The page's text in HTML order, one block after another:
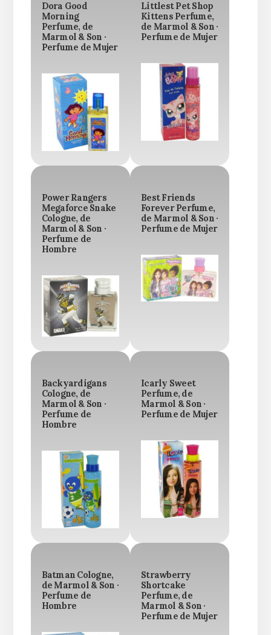
Dora Good
Morning
Perfume, de
Marmol & Son ·
Perfume de Mujer
Littlest Pet Shop
Kittens Perfume,
de Marmol & Son ·
Perfume de Mujer
Power Rangers
Megaforce Snake
Cologne, de
Marmol & Son ·
Perfume de
Hombre
Best Friends
Forever Perfume,
de Marmol & Son ·
Perfume de Mujer
Backyardigans
Cologne, de
Marmol & Son ·
Perfume de
Hombre
Icarly Sweet
Perfume, de
Marmol & Son ·
Perfume de Mujer
Batman Cologne,
de Marmol & Son ·
Perfume de
Hombre
Strawberry
Shortcake
Perfume, de
Marmol & Son ·
Perfume de Mujer